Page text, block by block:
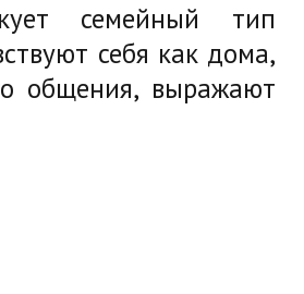
семейный тип
себя как дома,
общения, выражают